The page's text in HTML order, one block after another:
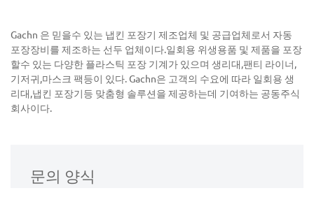
Gachn 은 믿을수 있는 냅킨 포장기 제조업체 및 공급업체로서 자동
포장장비를 제조하는 선두 업체이다.일회용 위생용품 및 제품을 포장
할수 있는 다양한 플라스틱 포장 기계가 있으며 생리대,팬티 라이너,
기저귀,마스크 팩등이 있다. Gachn은 고객의 수요에 따라 일회용 생
리대,냅킨 포장기등 맞춤형 솔루션을 제공하는데 기여하는 공동주식
회사이다.
문의 양식